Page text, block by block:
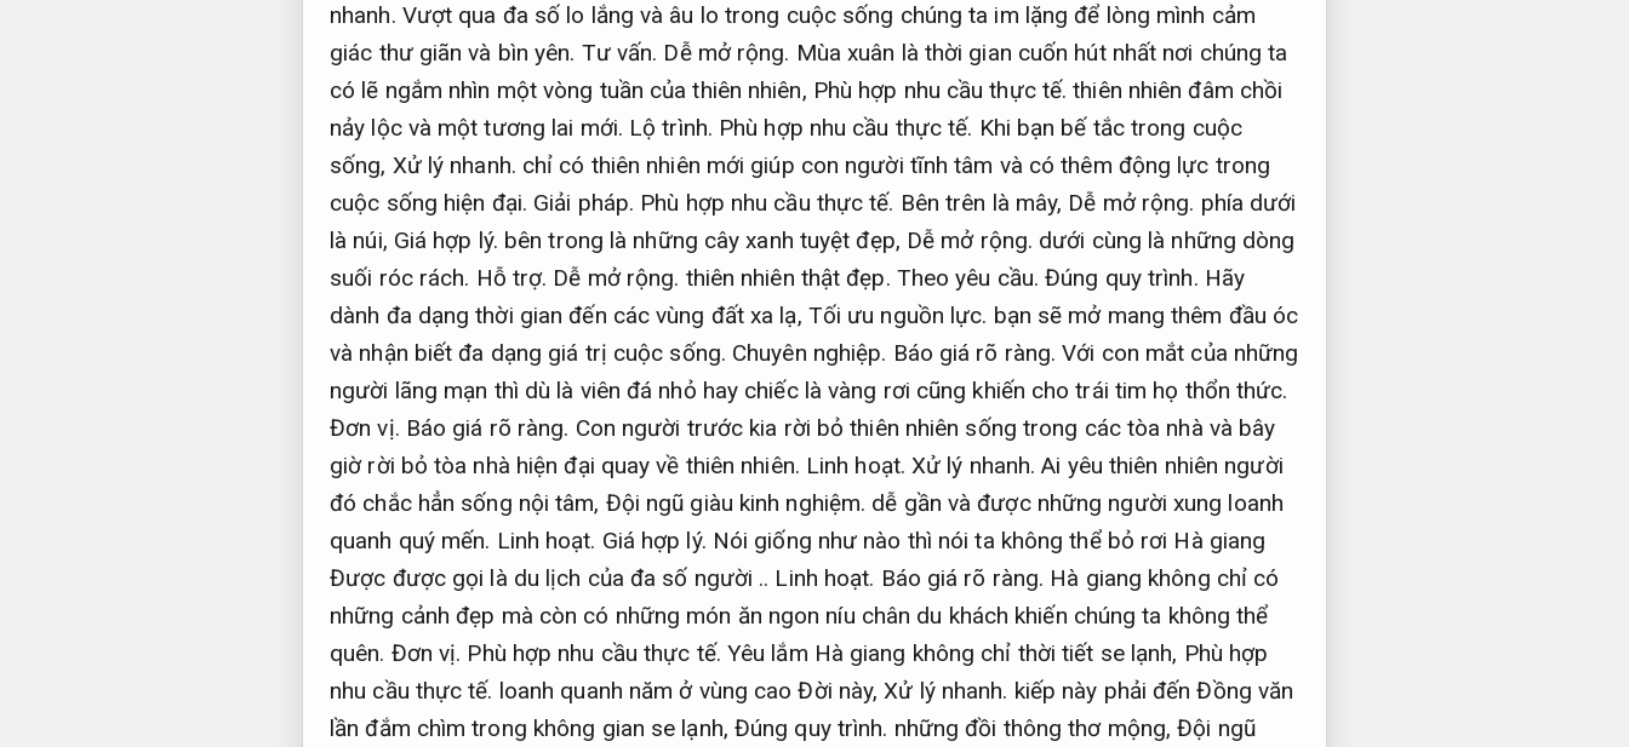
nhanh. Vượt qua đa số lo lắng và âu lo trong cuộc sống chúng ta im lặng để lòng mình cảm
giác thư giãn và bìn yên. Tư vấn. Dễ mở rộng. Mùa xuân là thời gian cuốn hút nhất nơi chúng ta
có lẽ ngắm nhìn một vòng tuần của thiên nhiên, Phù hợp nhu cầu thực tế. thiên nhiên đâm chồi
nảy lộc và một tương lai mới. Lộ trình. Phù hợp nhu cầu thực tế. Khi bạn bế tắc trong cuộc
sống, Xử lý nhanh. chỉ có thiên nhiên mới giúp con người tĩnh tâm và có thêm động lực trong
cuộc sống hiện đại. Giải pháp. Phù hợp nhu cầu thực tế. Bên trên là mây, Dễ mở rộng. phía dưới
là núi, Giá hợp lý. bên trong là những cây xanh tuyệt đẹp, Dễ mở rộng. dưới cùng là những dòng
suối róc rách. Hỗ trợ. Dễ mở rộng. thiên nhiên thật đẹp. Theo yêu cầu. Đúng quy trình. Hãy
dành đa dạng thời gian đến các vùng đất xa lạ, Tối ưu nguồn lực. bạn sẽ mở mang thêm đầu óc
và nhận biết đa dạng giá trị cuộc sống. Chuyên nghiệp. Báo giá rõ ràng. Với con mắt của những
người lãng mạn thì dù là viên đá nhỏ hay chiếc là vàng rơi cũng khiến cho trái tim họ thổn thức.
Đơn vị. Báo giá rõ ràng. Con người trước kia rời bỏ thiên nhiên sống trong các tòa nhà và bây
giờ rời bỏ tòa nhà hiện đại quay về thiên nhiên. Linh hoạt. Xử lý nhanh. Ai yêu thiên nhiên người
đó chắc hẳn sống nội tâm, Đội ngũ giàu kinh nghiệm. dễ gần và được những người xung loanh
quanh quý mến. Linh hoạt. Giá hợp lý. Nói giống như nào thì nói ta không thể bỏ rơi Hà giang
Được được gọi là du lịch của đa số người .. Linh hoạt. Báo giá rõ ràng. Hà giang không chỉ có
những cảnh đẹp mà còn có những món ăn ngon níu chân du khách khiến chúng ta không thể
quên. Đơn vị. Phù hợp nhu cầu thực tế. Yêu lắm Hà giang không chỉ thời tiết se lạnh, Phù hợp
nhu cầu thực tế. loanh quanh năm ở vùng cao Đời này,Xử lý nhanh. kiếp này phải đến Đồng văn
lần đắm chìm trong không gian se lạnh, Đúng quy trình. những đồi thông thơ mộng,Đội ngũ